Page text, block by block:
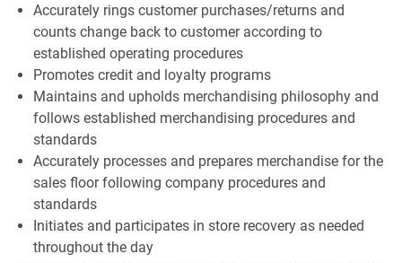
Accurately rings customer purchases/returns and
counts change back to customer according to
established operating procedures
Promotes credit and loyalty programs
Maintains and upholds merchandising philosophy and
follows established merchandising procedures and
standards
Accurately processes and prepares merchandise for the
sales floor following company procedures and
standards
Initiates and participates in store recovery as needed
throughout the day